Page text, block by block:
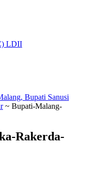
LDII
Bupati Sanusi
~ Bupati-Malang-
Rakerda-